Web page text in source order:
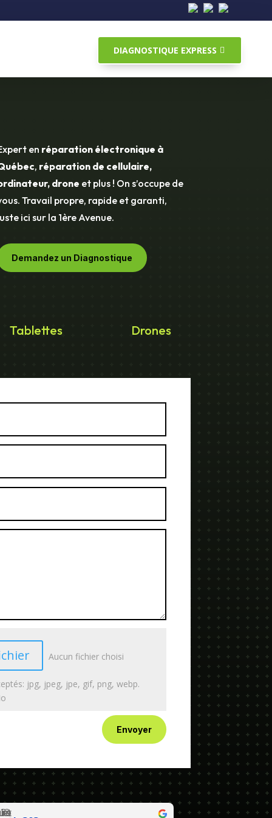
DIAGNOSTIQUE EXPRESS
en réparation électronique à
, réparation de cellulaire,
drone et plus ! On s’occupe de
Travail propre, rapide et garanti,
ici sur la 1ère Avenue.
Demandez un Diagnostique
Tablettes Drones
Aucun fichier choisi
jpg, jpeg, jpe, gif, png, webp.
Envoyer